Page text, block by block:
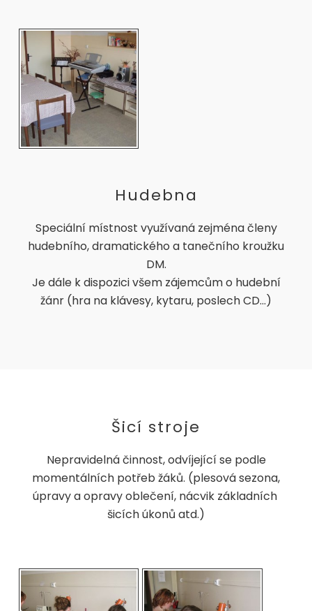
Hudebna
Speciální místnost využívaná zejména členy
hudebního, dramatického a tanečního kroužku
DM.
Je dále k dispozici všem zájemcům o hudební
žánr (hra na klávesy, kytaru, poslech CD...)
Šicí stroje
Nepravidelná činnost, odvíjející se podle
momentálních potřeb žáků. (plesová sezona,
úpravy a opravy oblečení, nácvik základních
šicích úkonů atd.)